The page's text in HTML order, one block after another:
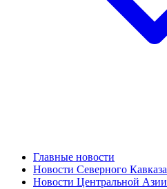
Главные новости
Новости Северного Кавказа
Новости Центральной Азии